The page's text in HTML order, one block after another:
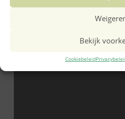
Bekijk
Cookiebeleid